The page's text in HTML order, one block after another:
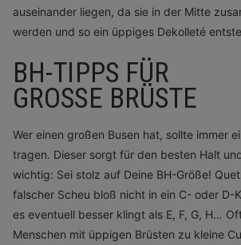
auseinander liegen, da sie in der Mitte
werden und so ein üppiges Dekolleté
BH-TIPPS FÜR
GROSSE BRÜSTE
Wer einen großen Busen hat, sollte immer
tragen. Dieser sorgt für den besten Halt
wichtig: Sei stolz auf Deine BH-Größe!
falscher Scheu bloß nicht in ein C- oder D-
es eventuell besser klingt als E, F, G, H…
Menschen mit üppigen Brüsten zu kleine